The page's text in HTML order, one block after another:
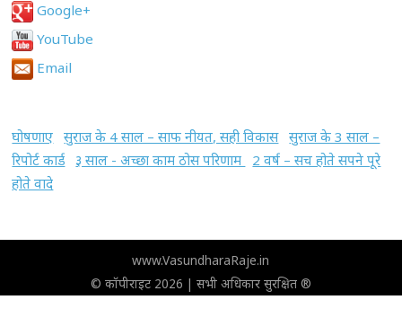
Google+
YouTube
Email
घोषणाए सुराज के 4 साल – साफ नीयत, सही विकास सुराज के 3 साल –
रिपोर्ट कार्ड
३ साल - अच्छा काम ठोस परिणाम
2 वर्ष – सच होते सपने पूरे
होते वादे
www.VasundharaRaje.in
© कॉपीराइट 2026 | सभी अधिकार सुरक्षित ®